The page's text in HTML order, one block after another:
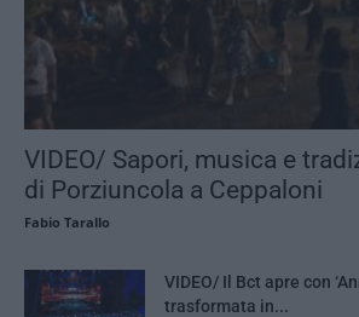
VIDEO/ Sapori, musica e
di Porziuncola a Ceppaloni
Fabio Tarallo
VIDEO/ Il Bct apre con
trasformata in...